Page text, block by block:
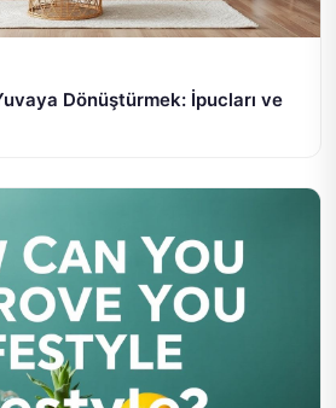
Dönüştürmek: İpucları ve